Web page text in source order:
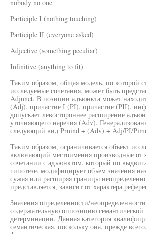
nobody no one
Participle I (nothing touching)
Participle II (everyone asked)
Adjective (something peculiar)
Infinitive (anything to fit)
Таким образом, общая модель, по которой
исследуемые сочетания, может быть
Adjunct. В позиции адъюнкта может
(Adj), причастие I (PI), причастие (PII),
допускает левостороннее расширение
уточняющего наречия (Adv).
следующий вид Prnind + (Adv) + Adj/PI/
Таким образом, ограничивается объект
включающий местоимения производные от
сочетании с адъюнктом, который по
гипотезе, модифицирует объем значения
сужая или расширяя границы
представляется, зависит от характера
Значения определенности/
содержательную оппозицию семантической
детерминации. Данная категория
семантическая, поскольку она, прежде